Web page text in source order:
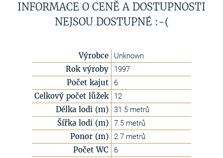
INFORMACE O CENĚ A DOSTUPNOSTI
NEJSOU DOSTUPNÉ :-(
Výrobce Unknown
Rok výroby 1997
Počet kajut 6
Celkový počet lůžek 12
Délka lodi (m) 31.5 metrů
Šířka lodi (m) 7.5 metrů
Ponor (m) 2.7 metrů
Počet WC 6